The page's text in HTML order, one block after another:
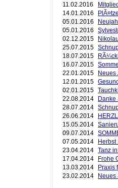
11.02.2016
14.01.2016
05.01.2016
05.01.2016
02.12.2015
25.07.2015
18.07.2015
16.07.2015
22.01.2015
12.01.2015
02.01.2015
22.08.2014
Danke
28.07.2014
26.06.2014
15.05.2014
09.07.2014
07.05.2014
23.04.2014 Tanz
17.04.2014
Frohe
13.03.2014
Praxis
23.02.2014
Neues